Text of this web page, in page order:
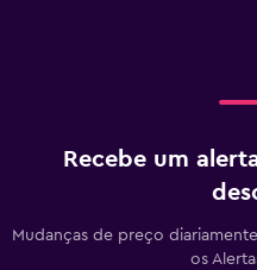
Recebe um
Mudanças de preço
os